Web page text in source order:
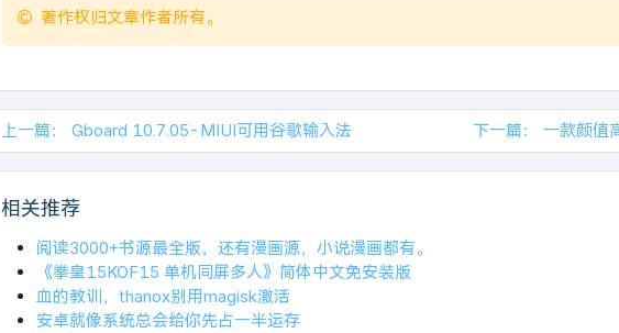
著作权归文章作者所有。
上一篇： Gboard 10.7.05-MIUI可用谷歌输入法 下一篇： 一款颜值
相关推荐
阅读3000+书源最全版，还有漫画源，小说漫画都有。
《拳皇15KOF15 单机同屏多人》简体中文免安装版
血的教训，thanox别用magisk激活
安卓就像系统总会给你先占一半运存